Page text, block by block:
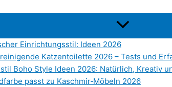
Einrichtungsstil: Ideen 2026
Katzentoilette 2026 – Tests und
Boho Style Ideen 2026: Natürlich, Kreativ
passt zu Kaschmir‑Möbeln 2026